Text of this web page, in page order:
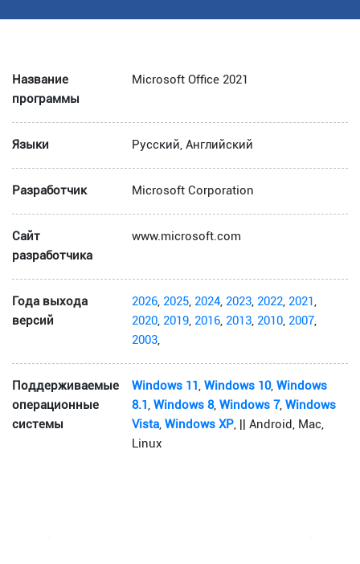
Название
программы
Microsoft Office 2021
Языки Русский, Английский
Разработчик Microsoft Corporation
Сайт
разработчика
www.microsoft.com
Года выхода
версий
2026, 2025, 2024, 2023, 2022, 2021,
2020, 2019, 2016, 2013, 2010, 2007,
2003,
Поддерживаемые
операционные
системы
Windows 11,Windows 10,Windows
8.1,Windows 8,Windows 7,Windows
Vista,Windows XP, || Android, Mac,
Linux